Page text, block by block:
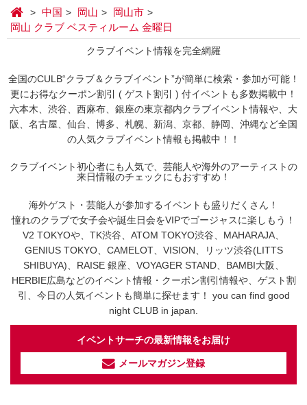
中国 岡山
岡山市
岡山 クラブ ベスティルーム 金曜日
クラブイベント情報を完全網羅
全国のCULB“クラブ＆クラブイベント”が簡単に検索・参加が可能！
更にお得なクーポン割引 ( ゲスト割引 ) 付イベントも多数掲載中！
六本木、渋谷、西麻布、銀座の東京都内クラブイベント情報や、大
阪、名古屋、仙台、博多、札幌、新潟、京都、静岡、沖縄など全国
の人気クラブイベント情報も掲載中！！
クラブイベント初心者にも人気で、芸能人や海外のアーティストの
来日情報のチェックにもおすすめ！
海外ゲスト・芸能人が参加するイベントも盛りだくさん！
憧れのクラブで女子会や誕生日会をVIPでゴージャスに楽しもう！
V2 TOKYOや、TK渋谷、ATOM TOKYO渋谷、MAHARAJA、
GENIUS TOKYO、CAMELOT、VISION、リッツ渋谷(LITTS
SHIBUYA)、RAISE 銀座、VOYAGER STAND、BAMBI大阪、
HERBIE広島などのイベント情報・クーポン割引情報や、ゲスト割
引、今日の人気イベントも簡単に探せます！ you can find good
night CLUB in japan.
イベントサーチの最新情報をお届け
メールマガジン登録